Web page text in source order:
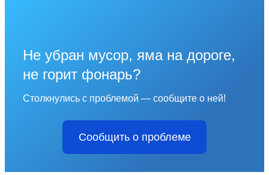
Не убран мусор, яма на дороге,
не горит фонарь?
Столкнулись с проблемой — сообщите о ней!
Сообщить о проблеме